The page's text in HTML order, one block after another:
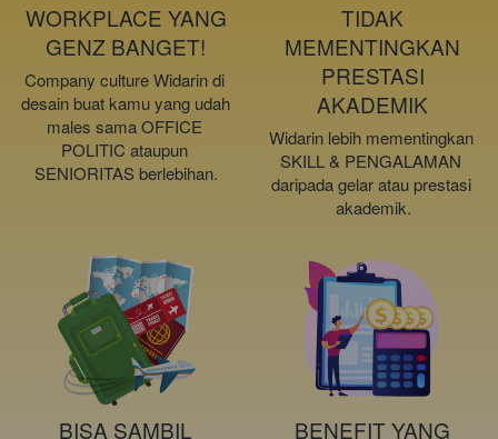
WORKPLACE YANG
GENZ BANGET!
Company culture Widarin di
desain buat kamu yang udah
males sama OFFICE
POLITIC ataupun
SENIORITAS berlebihan.
TIDAK
MEMENTINGKAN
PRESTASI
AKADEMIK
Widarin lebih mementingkan
SKILL & PENGALAMAN
daripada gelar atau prestasi
akademik.
BISA SAMBIL BENEFIT YANG